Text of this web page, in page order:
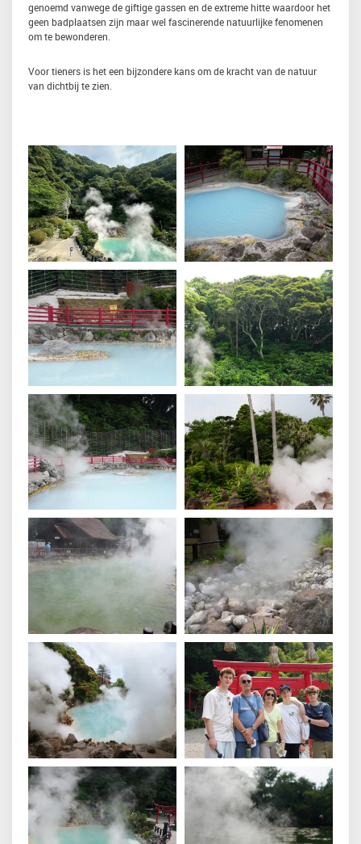
genoemd vanwege de giftige gassen en de extreme hitte waardoor het
geen badplaatsen zijn maar wel fascinerende natuurlijke fenomenen
om te bewonderen.
Voor tieners is het een bijzondere kans om de kracht van de natuur
van dichtbij te zien.